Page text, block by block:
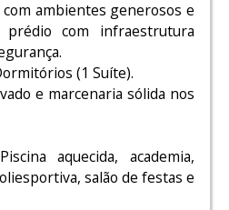
ambientes generosos e
prédio com infraestrutura
(1 Suíte).
e marcenaria sólida nos
aquecida, academia,
salão de festas e